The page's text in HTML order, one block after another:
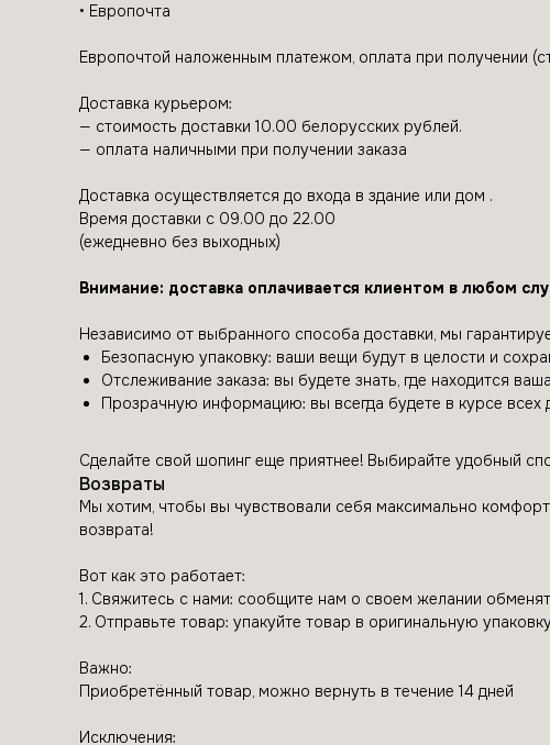
• Европочта
Европочтой наложенным платежом, оплата при получении
Доставка курьером:
— стоимость доставки 10.00 белорусских рублей.
— оплата наличными при получении заказа
Доставка осуществляется до входа в здание или дом .
Время доставки с 09.00 до 22.00
(ежедневно без выходных)
Внимание: доставка оплачивается клиентом в любом
Независимо от выбранного способа доставки, мы
Безопасную упаковку: ваши вещи будут в целости и
Отслеживание заказа: вы будете знать, где находится
Прозрачную информацию: вы всегда будете в курсе всех
Сделайте свой шопинг еще приятнее! Выбирайте удобный
Возвраты
Мы хотим, чтобы вы чувствовали себя максимально
возврата!
Вот как это работает:
1. Свяжитесь с нами: сообщите нам о своем желании
2. Отправьте товар: упакуйте товар в оригинальную
Важно:
Приобретённый товар, можно вернуть в течение 14 дней
Исключения: